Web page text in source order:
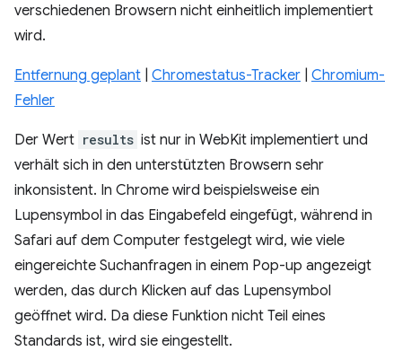
verschiedenen Browsern nicht einheitlich implementiert
wird.
Entfernung geplant Chromestatus-Tracker Chromium-
Fehler
Der Wert results ist nur in WebKit implementiert und
verhält sich in den unterstützten Browsern sehr
inkonsistent. In Chrome wird beispielsweise ein
Lupensymbol in das Eingabefeld eingefügt, während in
Safari auf dem Computer festgelegt wird, wie viele
eingereichte Suchanfragen in einem Pop-up angezeigt
werden, das durch Klicken auf das Lupensymbol
geöffnet wird. Da diese Funktion nicht Teil eines
Standards ist, wird sie eingestellt.